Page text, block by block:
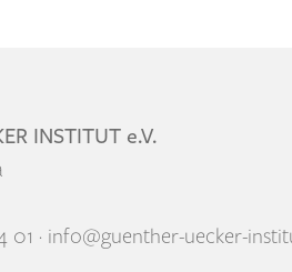
INSTITUT e.V.
01 · info@guenther-uecker-